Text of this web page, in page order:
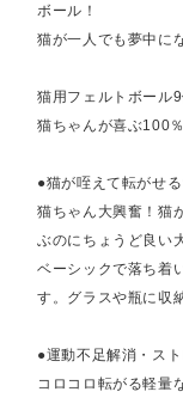
ボール！
猫が一人でも夢中に
猫用フェルトボール
猫ちゃんが喜ぶ100
●猫が咥えて転がせ
猫ちゃん大興奮！猫
ぶのにちょうど良い
ベーシックで落ち着
す。グラスや瓶に収
●運動不足解消・ス
コロコロ転がる軽量